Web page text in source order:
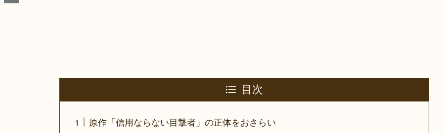
目次
原作「信用ならない目撃者」の正体をおさらい